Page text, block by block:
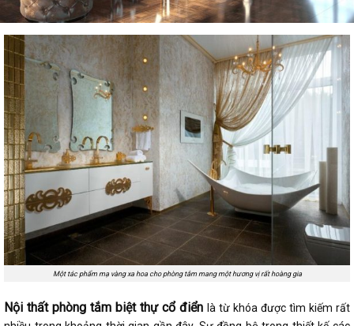
Một tác phẩm mạ vàng xa hoa cho phòng tắm mang một hương vị rất hoàng gia
Nội thất phòng tắm biệt thự cổ điển là từ khóa được tìm kiếm rất